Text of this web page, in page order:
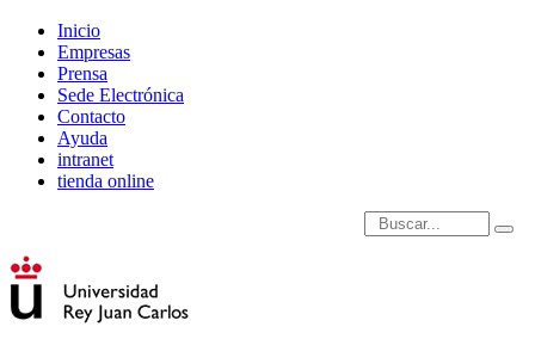
Inicio
Empresas
Prensa
Sede Electrónica
Contacto
Ayuda
intranet
tienda online
Introduce términos de